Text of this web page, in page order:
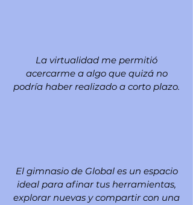
La virtualidad me permitió
acercarme a algo que quizá no
podría haber realizado a corto plazo.
El gimnasio de Global es un espacio
ideal para afinar tus herramientas,
explorar nuevas y compartir con una